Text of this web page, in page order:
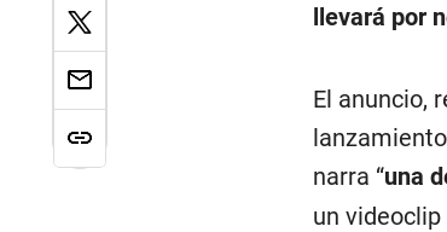
llevará por
El anuncio,
narra “una
un